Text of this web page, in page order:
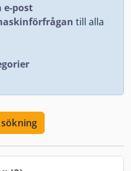
e-post
till alla